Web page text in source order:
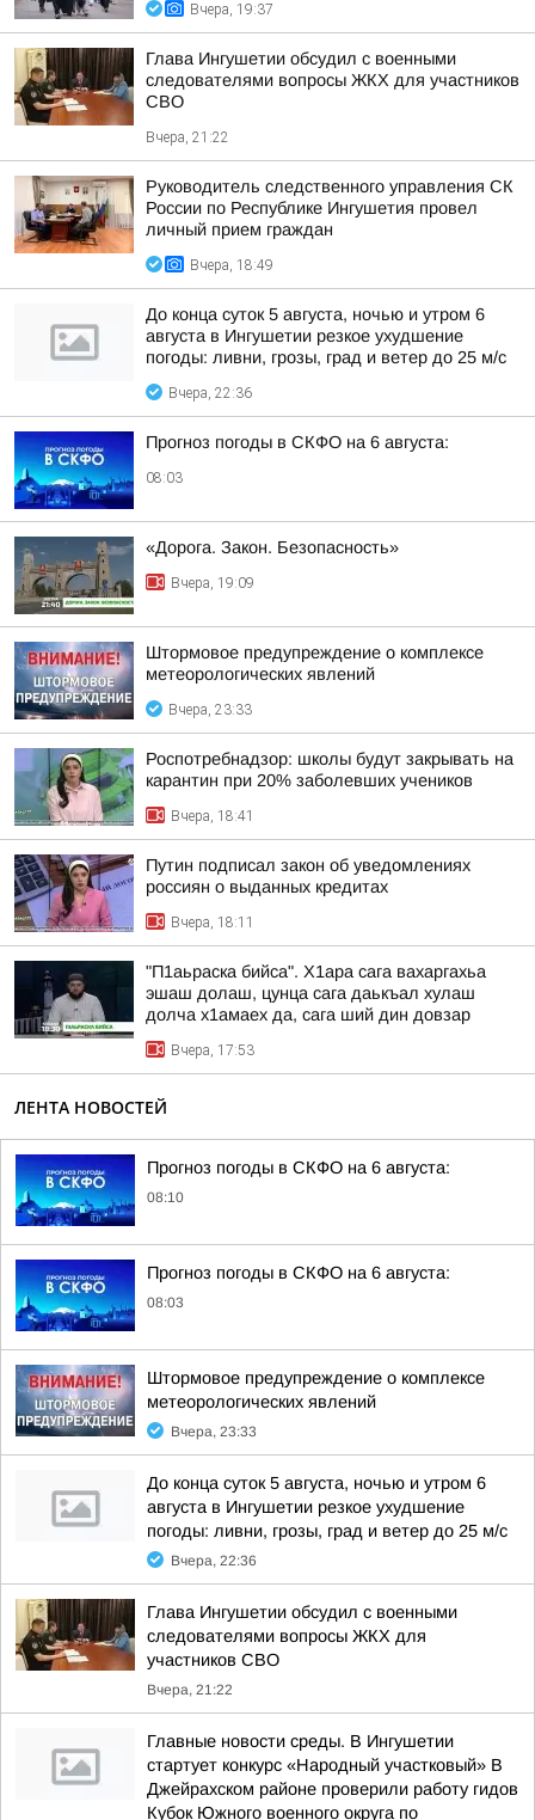
Вчера, 19:37
Глава Ингушетии обсудил с военными
следователями вопросы ЖКХ для участников
СВО
Вчера, 21:22
Руководитель следственного управления СК
России по Республике Ингушетия провел
личный прием граждан
Вчера, 18:49
До конца суток 5 августа, ночью и утром 6
августа в Ингушетии резкое ухудшение
погоды: ливни, грозы, град и ветер до 25 м/с
Вчера, 22:36
Прогноз погоды в СКФО на 6 августа:
08:03
«Дорога. Закон. Безопасность»
Вчера, 19:09
Штормовое предупреждение о комплексе
метеорологических явлений
Вчера, 23:33
Роспотребнадзор: школы будут закрывать на
карантин при 20% заболевших учеников
Вчера, 18:41
Путин подписал закон об уведомлениях
россиян о выданных кредитах
Вчера, 18:11
"П1аьраска бийса". Х1ара сага вахаргахьа
эшаш долаш, цунца сага даькъал хулаш
долча х1амаех да, сага ший дин довзар
Вчера, 17:53
ЛЕНТА НОВОСТЕЙ
Прогноз погоды в СКФО на 6 августа:
08:10
Прогноз погоды в СКФО на 6 августа:
08:03
Штормовое предупреждение о комплексе
метеорологических явлений
Вчера, 23:33
До конца суток 5 августа, ночью и утром 6
августа в Ингушетии резкое ухудшение
погоды: ливни, грозы, град и ветер до 25 м/с
Вчера, 22:36
Глава Ингушетии обсудил с военными
следователями вопросы ЖКХ для
участников СВО
Вчера, 21:22
Главные новости среды. В Ингушетии
стартует конкурс «Народный участковый» В
Джейрахском районе проверили работу гидов
Кубок Южного военного округа по